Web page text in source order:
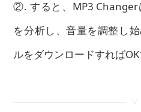
②. すると、MP3 Changer
を分析し、音量を調整し
ルをダウンロードすればOK